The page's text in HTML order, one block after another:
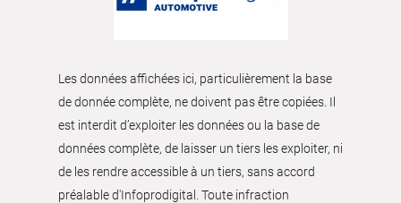
Les données affichées ici, particulièrement la base
de donnée complète, ne doivent pas être copiées. Il
est interdit d’exploiter les données ou la base de
données complète, de laisser un tiers les exploiter, ni
de les rendre accessible à un tiers, sans accord
préalable d'Infoprodigital. Toute infraction